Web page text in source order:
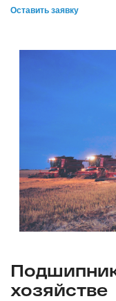
Оставить заявку
хозяйстве